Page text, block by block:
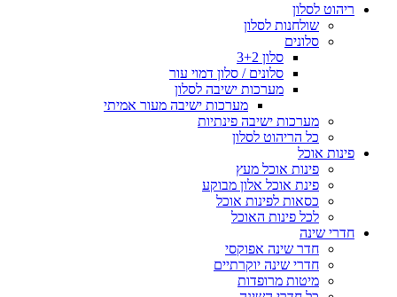
ריהוט לסלון
שולחנות לסלון
סלונים
סלון 3+2
סלונים / סלון דמוי עור
מערכות ישיבה לסלון
מערכות ישיבה מעור אמיתי
מערכות ישיבה פינתיות
כל הריהוט לסלון
פינות אוכל
פינות אוכל מעץ
פינת אוכל אלון מבוקע
כסאות לפינות אוכל
לכל פינות האוכל
חדרי שינה
חדר שינה אפוקסי
חדרי שינה יוקרתיים
מיטות מרופדות